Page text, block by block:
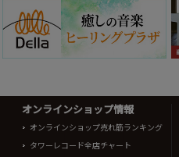
オンラインショップ情報
オンラインショップ売れ筋ランキング
タワーレコード全店チャート